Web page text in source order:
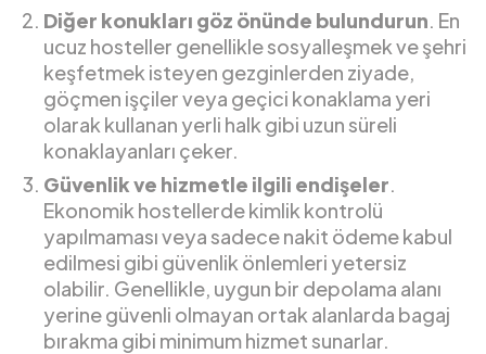
Diğer konukları göz önünde bulundurun. En
ucuz hosteller genellikle sosyalleşmek ve şehri
keşfetmek isteyen gezginlerden ziyade,
göçmen işçiler veya geçici konaklama yeri
olarak kullanan yerli halk gibi uzun süreli
konaklayanları çeker.
Güvenlik ve hizmetle ilgili endişeler.
Ekonomik hostellerde kimlik kontrolü
yapılmaması veya sadece nakit ödeme kabul
edilmesi gibi güvenlik önlemleri yetersiz
olabilir. Genellikle, uygun bir depolama alanı
yerine güvenli olmayan ortak alanlarda bagaj
bırakma gibi minimum hizmet sunarlar.